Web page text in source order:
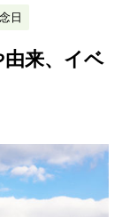
日
来、イベ